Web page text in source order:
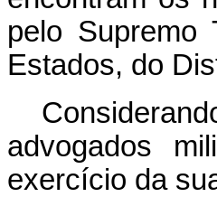
pelo Supremo
Estados, do
advogados
exercício da